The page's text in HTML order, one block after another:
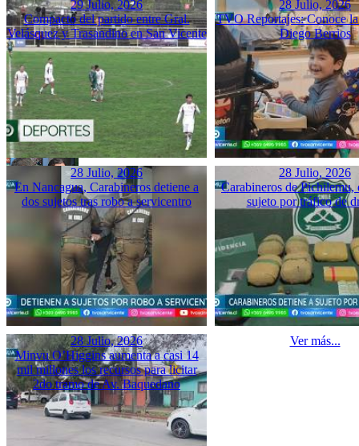
29 Julio, 2026
Compacto del partido entre Gral.
Velásquez y Trasandino en San Vicente
28 Julio, 2026
TVO Reportajes: Conoce
Diego Berrios
28 Julio, 2026
En Nancagua, Carabineros detiene a
dos sujetos tras robo a servicentro
28 Julio, 2026
Carabineros de Pichilemu,
sujeto por tráfico de
28 Julio, 2026
Minvu O’Higgins aumenta a casi 14
mil millones los recursos para licitar
2do tramo de Av. Baquedano
Ver más...